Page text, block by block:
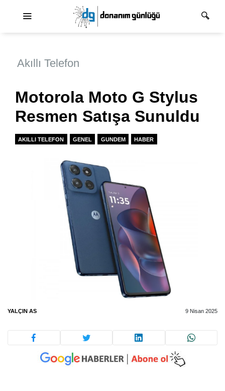
Akıllı Telefon
Motorola Moto G Stylus
Resmen Satışa Sunuldu
AKILLI TELEFON GENEL GUNDEM HABER
YALÇIN AS 9 Nisan 2025